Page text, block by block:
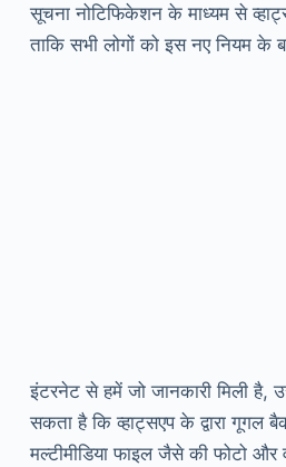
सूचना नोटिफिकेशन के माध्यम से
ताकि सभी लोगों को इस नए नियम के
इंटरनेट से हमें जो जानकारी मिली है,
सकता है कि व्हाट्सएप के द्वारा गूगल
मल्टीमीडिया फाइल जैसे की फोटो और